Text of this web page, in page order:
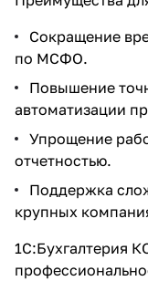
Сокращение
по МСФО.
Повышение
автоматизации
Упрощение
отчетностью.
Поддержка
крупных
1С:Бухгалтерия